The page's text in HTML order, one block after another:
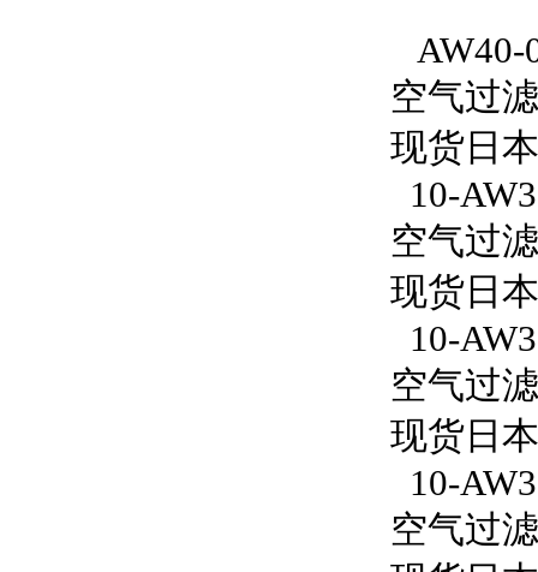
AW40-
空气过
现货日
10-
空气过
现货日
10-
空气过
现货日
10-
空气过